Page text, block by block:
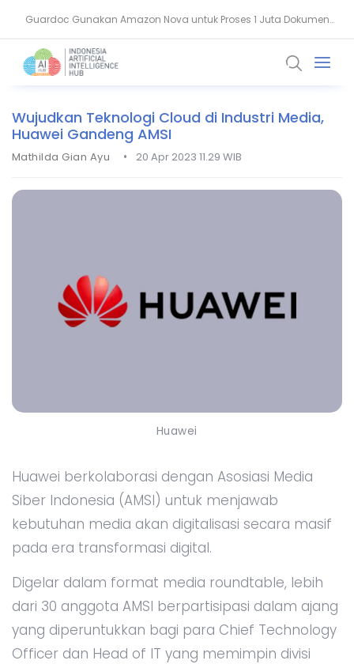
Guardoc Gunakan Amazon Nova untuk Proses 1 Juta Dokumen
Agentic Hospital, Strategi Salesforce Ubah Layanan Kesehatan
Wujudkan Teknologi Cloud di Industri Media,
Huawei Gandeng AMSI
Mathilda Gian Ayu • 20 Apr 2023 11.29 WIB
Huawei
Huawei berkolaborasi dengan Asosiasi Media
Siber Indonesia (AMSI) untuk menjawab
kebutuhan media akan digitalisasi secara masif
pada era transformasi digital.
Digelar dalam format media roundtable, lebih
dari 30 anggota AMSI berpartisipasi dalam ajang
yang diperuntukkan bagi para Chief Technology
Officer dan Head of IT yang memimpin divisi